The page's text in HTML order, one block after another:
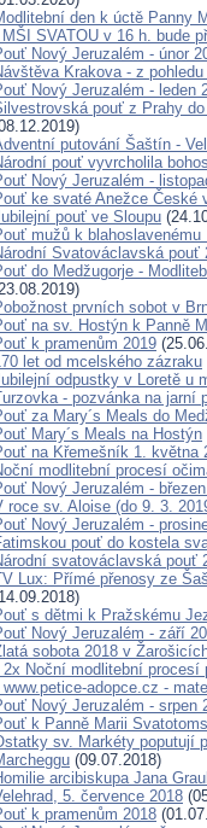
den k úctě Panny
SVATOU v 16 h. bude
Nový Jeruzalém - únor
Krakova - z
Nový Jeruzalém - leden
pouť z Prahy
putování Šaštín -
pouť vyvrcholila
Nový Jeruzalém -
ke svaté Anežce České
pouť ve Sloupu
mužů k
Svatováclavská pouť
do Medžugorje -
prvních sobot v
na sv. Hostýn k Panně
k pramenům 2019
let od mcelského zázraku
odpustky v Loretě u
- pozvánka na jarní
za Mary´s Meals do
Mary´s Meals na Hostýn
na Křemešník 1. května
modlitební procesí
Nový Jeruzalém -
roce sv. Aloise (do 9. 3.
Nový Jeruzalém -
pouť do kostela
svatováclavská pouť
Lux: Přímé přenosy ze
s dětmi k Pražskému
Nový Jeruzalém - září
sobota 2018 v
2x Noční modlitební
www.petice-adopce.cz -
Nový Jeruzalém - srpen
k Panně Marii
sv. Markéty poputují
(09.07.2018)
arcibiskupa Jana
5. července 2018
k pramenům 2018